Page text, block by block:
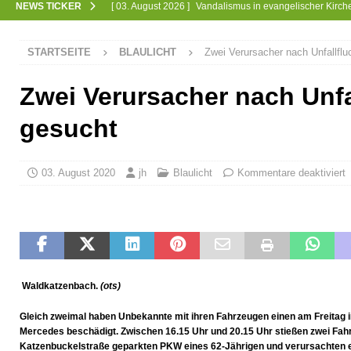
NEWS TICKER [ 03. August 2026 ] Vandalismus in evangelischer
Markus Menges zum Ehrenvorstand
Begeisterung beim Afterwork-Konzert
[ 22. Juli 2026 ]
[ 22. Juli 2026 ] Unbekannter unterschlägt Geldbörse
[ 17. Juli 2026 ] Busverkehr wegen Dorfjubiläum
[ 07. Juli 2026 ] Sommerfest mit Fahrzeugweihe gefeiert
STARTSEITE BLAULICHT Zwei Verursacher nach
Zwei Verursacher nach
gesucht
03. August 2020 jh Blaulicht Kommentare deaktiviert
Waldkatzenbach. (ots)
Gleich zweimal haben Unbekannte mit ihren Fahrzeugen einen am Freitag
Mercedes beschädigt. Zwischen 16.15 Uhr und 20.15 Uhr stießen zwei
Katzenbuckelstraße geparkten PKW eines 62-Jährigen und verursachten